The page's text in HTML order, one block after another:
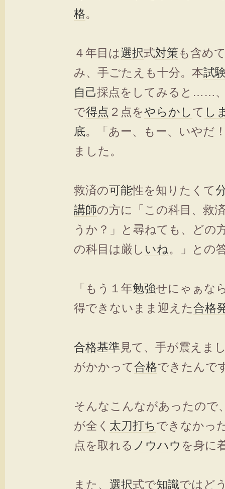
格。
４年目は選択式対策も含め
み、手ごたえも十分。本試
自己採点をしてみると……
で得点 ２点をやらかして し
底。「あー、もー、いやだ
ました。
救済の可能性を知りたくて
講師の方に「この科目、救
うか？」と尋ねても、どの
の科目は厳し いね。」との
「もう１年勉強せにゃぁな
得できないまま迎えた合格
合格基準 見て、手が震えま
がかかって合格できたんで
そんなこんながあったので
が全く 太刀打ちできなかっ
点を取れる ノウハウ を身に
また、 選択式で知識ではど